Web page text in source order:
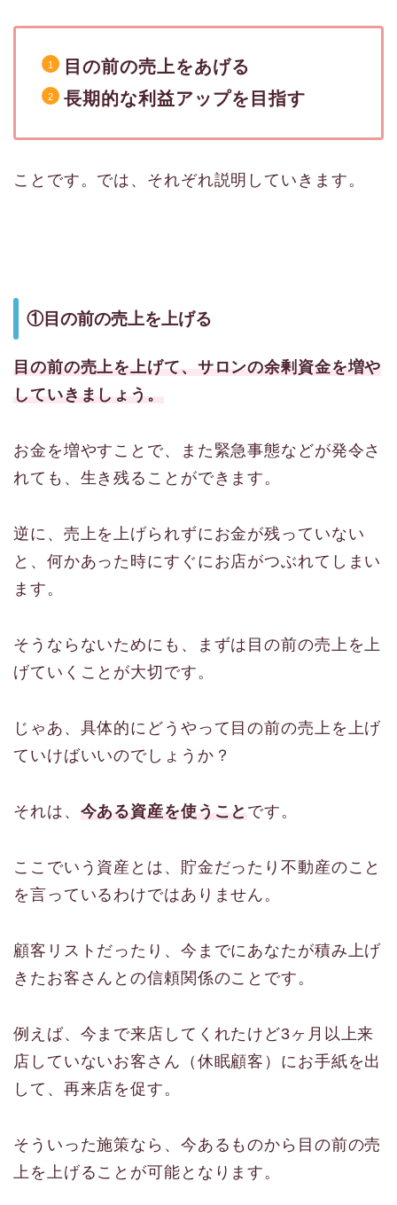
目の前の売上をあげる
長期的な利益アップを目指す
ことです。では、それぞれ説明していきます。
①目の前の売上を上げる
目の前の売上を上げて、サロンの余剰資金を増や
していきましょう。
お金を増やすことで、また緊急事態などが発令さ
れても、生き残ることができます。
逆に、売上を上げられずにお金が残っていない
と、何かあった時にすぐにお店がつぶれてしまい
ます。
そうならないためにも、まずは目の前の売上を上
げていくことが大切です。
じゃあ、具体的にどうやって目の前の売上を上げ
ていけばいいのでしょうか？
それは、 今ある資産を使うこと です。
ここでいう資産とは、貯金だったり不動産のこと
を言っているわけではありません。
顧客リストだったり、今までにあなたが積み上げ
きたお客さんとの信頼関係のことです。
例えば、今まで来店してくれたけど3ヶ月以上来
店していないお客さん（休眠顧客）にお手紙を出
して、再来店を促す。
そういった施策なら、今あるものから目の前の売
上を上げることが可能となります。